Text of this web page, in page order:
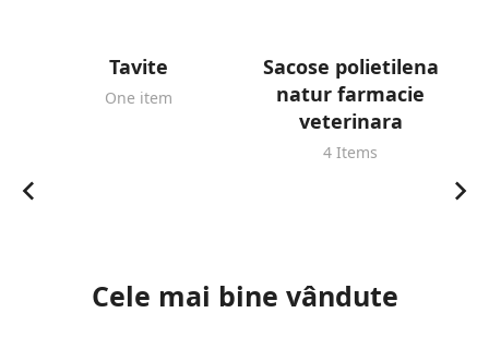
Tavite
One item
Sacose polietilena
natur farmacie
veterinara
4 Items
Cele mai bine vândute